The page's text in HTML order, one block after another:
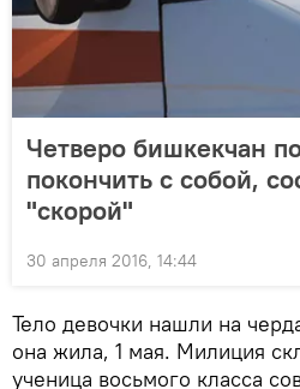
Четверо бишкекчан
покончить с собой,
"скорой"
30 апреля 2016, 14:44
Тело девочки нашли на
она жила, 1 мая. Милиция
ученица восьмого класса